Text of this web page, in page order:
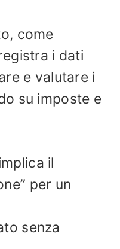
come
i dati
e valutare i
su imposte e
il
per un
senza